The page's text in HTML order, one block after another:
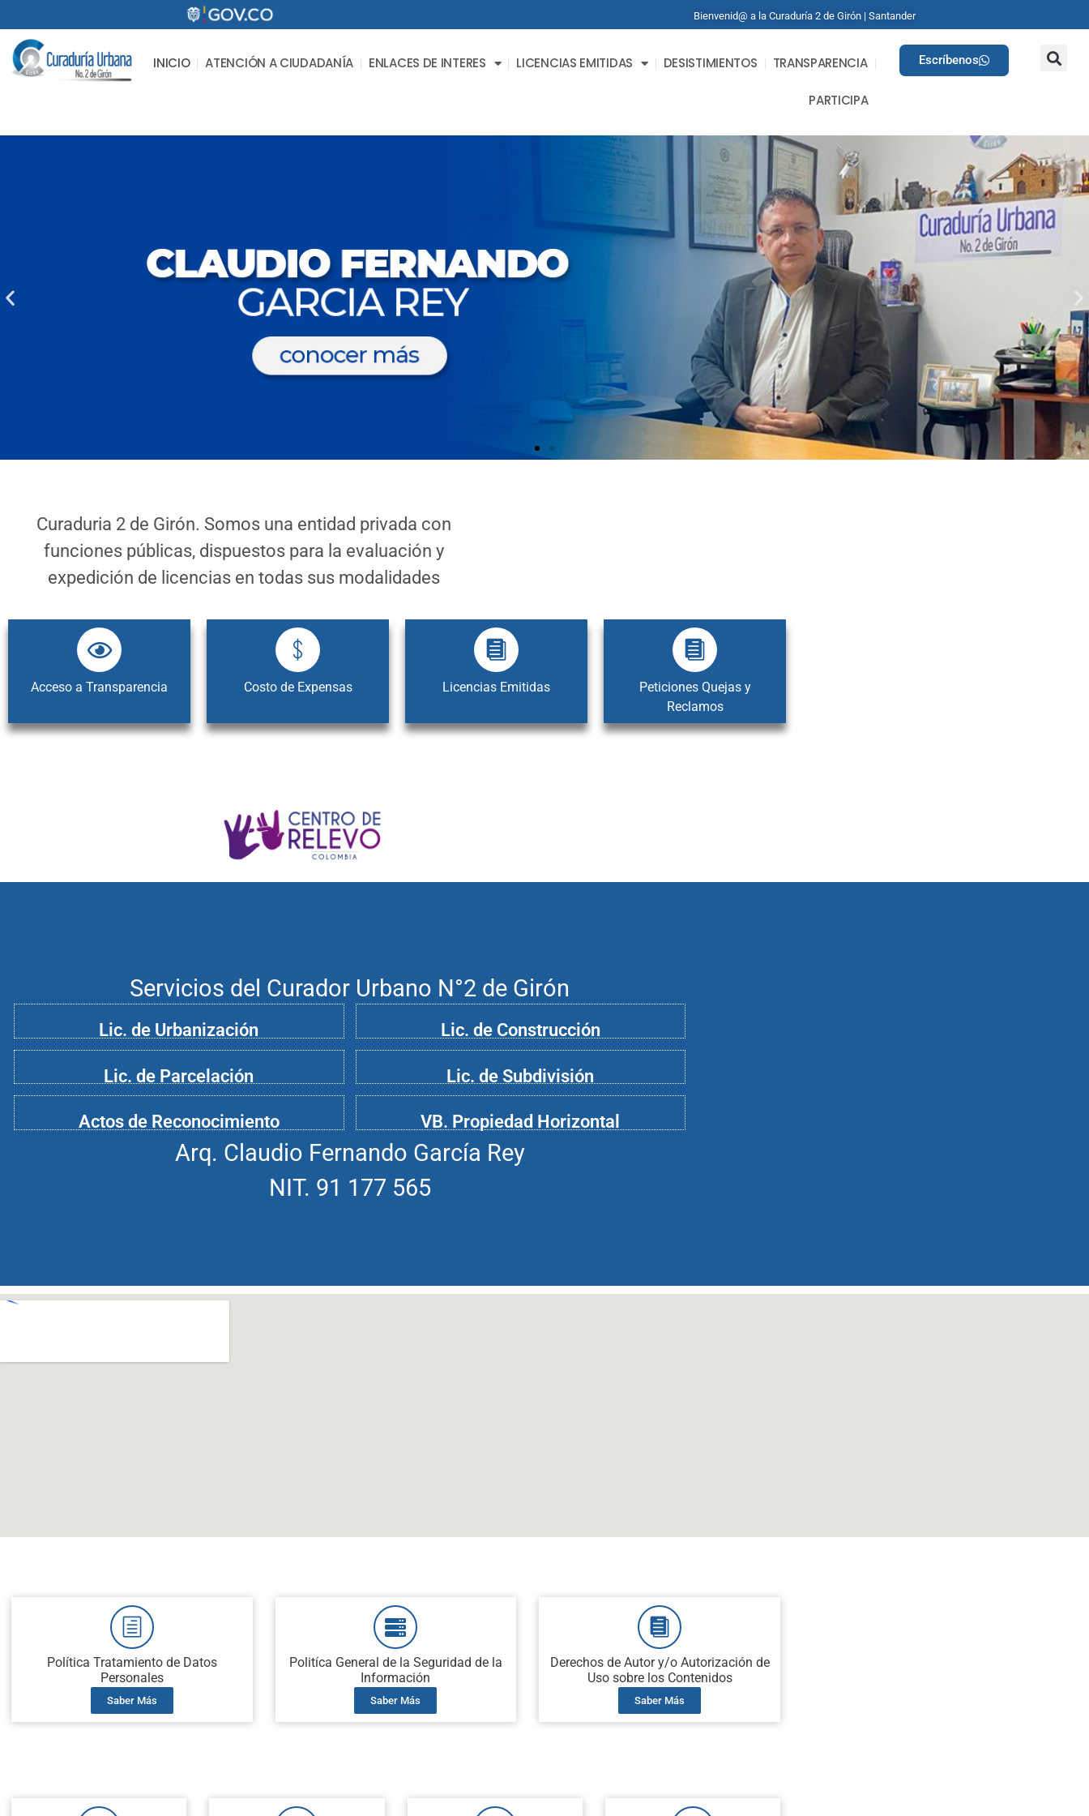
Bienvenid@ a la Curaduría 2 de Girón | Santander
INICIO ATENCIÓN A CIUDADANÍA ENLACES DE INTERES LICENCIAS EMITIDAS DESISTIMIENTOS TRANSPARENCIA
PARTICIPA
Escríbenos
Curaduria 2 de Girón. Somos una entidad privada con
funciones públicas, dispuestos para la evaluación y
expedición de licencias en todas sus modalidades
Acceso a Transparencia Costo de Expensas Licencias Emitidas
Peticiones Quejas y
Reclamos
Servicios del Curador Urbano N°2 de Girón
Lic. de Urbanización Lic. de Construcción
Lic. de Parcelación Lic. deSubdivisión
Actos de Reconocimiento VB. Propiedad Horizontal
Arq. Claudio Fernando García Rey
NIT. 91 177 565
Política Tratamiento de Datos
Personales
Saber Más
Politíca General de la Seguridad de la
Información
Saber Más
Derechos de Autor y/o Autorización de
Uso sobre los Contenidos
Saber Más